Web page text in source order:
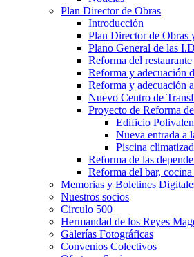
Plan Director de Obras
Introducción
Plan Director de Obras
Plano General de las
Reforma del
Reforma y adecuación
Reforma y adecuación
Nuevo Centro de
Proyecto de Reforma
Edificio
Nueva entrada a
Piscina
Reforma de las
Reforma del bar,
Memorias y Boletines
Nuestros socios
Círculo 500
Hermandad de los Reyes
Galerías Fotográficas
Convenios Colectivos